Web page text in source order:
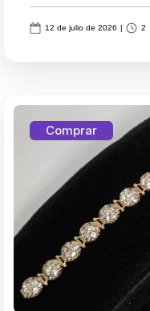
12 de julio de 2026 | 2
Comprar